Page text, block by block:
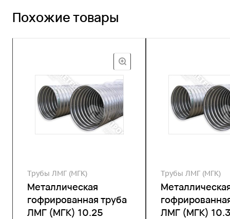
Похожие товары
Трубы ЛМГ (МГК)
Металлическая
гофрированная труба
ЛМГ (МГК) 10.25
Трубы ЛМГ (МГК)
ЛМГ (МГК)